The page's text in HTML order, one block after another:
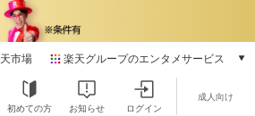
市場 楽天グループのエンタメサービス
動画配信
初めての方 お知らせ ログイン
成人向け